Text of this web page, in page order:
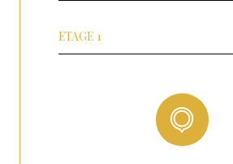
ETAGE 1